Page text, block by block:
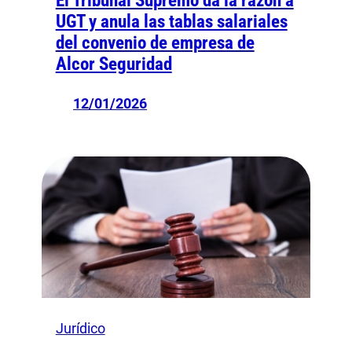
UGT y anula las tablas salariales
del convenio de empresa de
Alcor Seguridad
12/01/2026
Jurídico